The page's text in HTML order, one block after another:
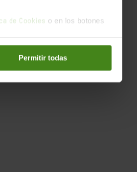
de Cookies o en los botones
Permitir todas